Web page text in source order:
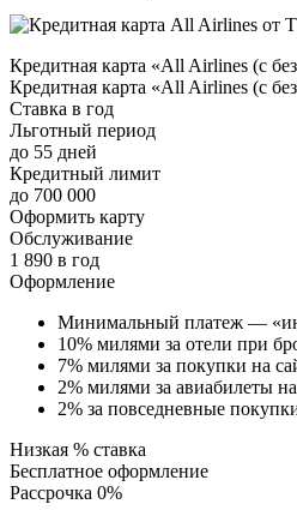
Кредитная карта «All Airlines (с
Кредитная карта «All Airlines (с
Ставка в год
Льготный период
до 55 дней
Кредитный лимит
до 700 000
Оформить карту
Обслуживание
1 890 в год
Оформление
Минимальный платеж —
10% милями за отели при
7% милями за покупки на
2% милями за авиабилеты
2% за повседневные
Низкая % ставка
Бесплатное оформление
Рассрочка 0%